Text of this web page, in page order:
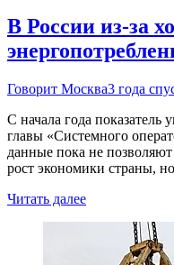
В России из-за
Говорит Москва3 года
С начала года показатель
главы «Системного
данные пока не
рост экономики страны,
Читать далее